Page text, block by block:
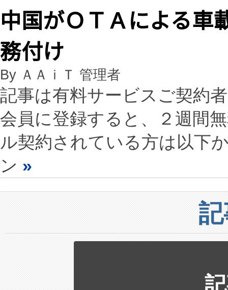
中国がＯＴＡによる車
務付け
By ＡＡｉＴ 管理者
記事は有料サービスご契約
会員に登録すると、２週間
ル契約されている方は以下
ン »